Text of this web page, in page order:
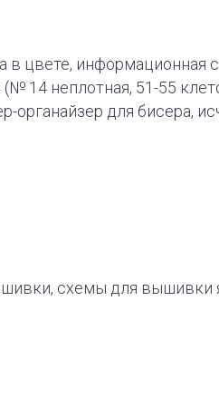
в цвете,
(№ 14 неплотная, 51-55
органайзер для бисера,
схемы для